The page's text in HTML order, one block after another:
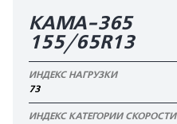
КАМА-365
155/65R13
ИНДЕКС НАГРУЗКИ
73
ИНДЕКС КАТЕГОРИИ СКОРОСТИ